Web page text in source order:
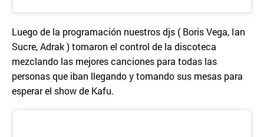
Luego de la programación nuestros djs ( Boris Vega, Ian
Sucre, Adrak ) tomaron el control de la discoteca
mezclando las mejores canciones para todas las
personas que iban llegando y tomando sus mesas para
esperar el show de Kafu.